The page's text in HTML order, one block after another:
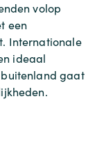
volop
een
Internationale
ideaal
gaat